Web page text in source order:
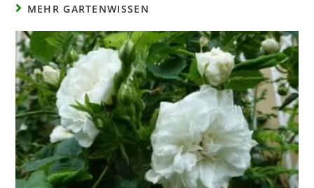
MEHR GARTENWISSEN